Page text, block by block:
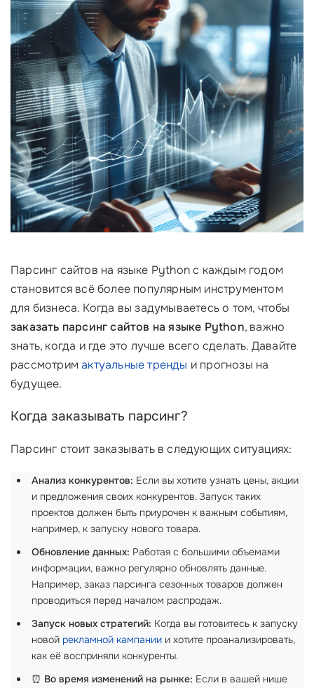
Парсинг сайтов на языке Python с каждым годом
становится всё более популярным инструментом
для бизнеса. Когда вы задумываетесь о том, чтобы
заказать парсинг сайтов на языке Python, важно
знать, когда и где это лучше всего сделать. Давайте
рассмотримактуальные тренды и прогнозы на
будущее.
Когда заказывать парсинг?
Парсинг стоит заказывать в следующих ситуациях:
Анализ конкурентов: Если вы хотите узнать цены, акции
и предложения своих конкурентов. Запуск таких
проектов должен быть приурочен к важным событиям,
например, к запуску нового товара.
Обновление данных: Работая с большими объемами
информации, важно регулярно обновлять данные.
Например, заказ парсинга сезонных товаров должен
проводиться перед началом распродаж.
Запуск новых стратегий: Когда вы готовитесь к запуску
новой рекламной кампании и хотите проанализировать,
как её восприняли конкуренты.
⏰ Во время изменений на рынке: Если в вашей нише